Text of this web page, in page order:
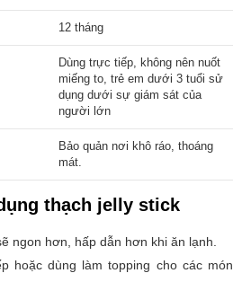
12 tháng
Dùng trực tiếp, không nên nuốt
miếng to, trẻ em dưới 3 tuổi sử
dụng dưới sự giám sát của
người lớn
Bảo quản nơi khô ráo, thoáng
mát.
thạch jelly stick
ngon hơn, hấp dẫn hơn khi ăn lạnh.
hoặc dùng làm topping cho các món